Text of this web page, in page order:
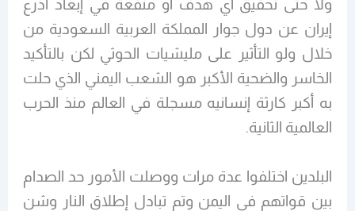
ولا حتى تحقيق أي هدف او منفعة في إبعاد أذرع
إيران عن دول جوار المملكة العربية السعودية من
خلال ولو التأثير على مليشيات الحوثي لكن بالتأكيد
الخاسر والضحية الأكبر هو الشعب اليمني الذي حلت
به أكبر كارثة إنسانيه مسجلة في العالم منذ الحرب
العالمية الثانية.
البلدين اختلفوا عدة مرات ووصلت الأمور حد الصدام
بين قواتهم في اليمن وتم تبادل إطلاق النار وشن